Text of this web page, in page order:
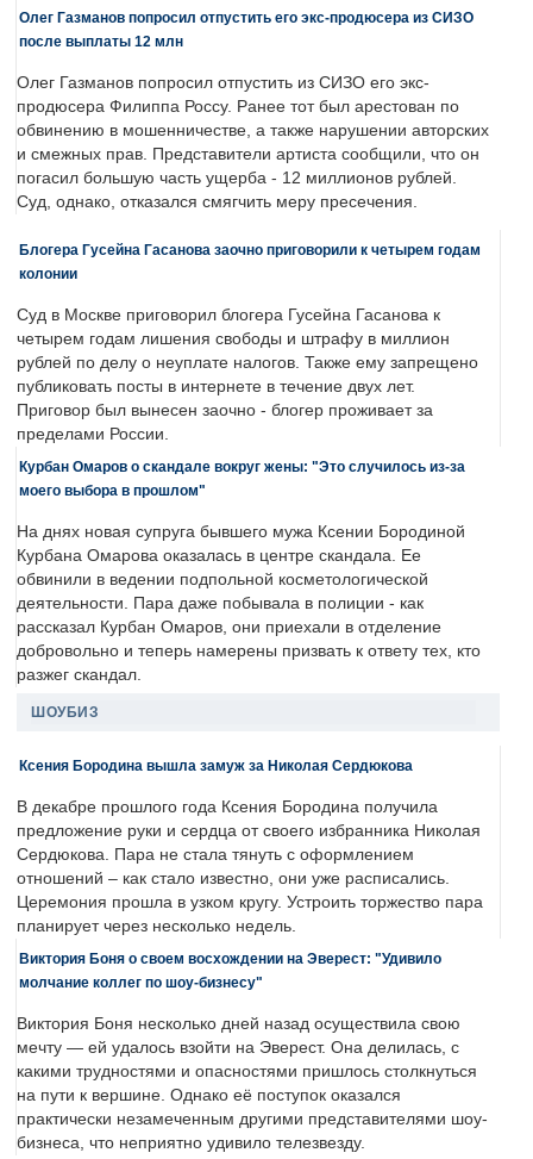
Олег Газманов попросил отпустить его экс-продюсера из СИЗО
после выплаты 12 млн
Олег Газманов попросил отпустить из СИЗО его экс-
продюсера Филиппа Россу. Ранее тот был арестован по
обвинению в мошенничестве, а также нарушении авторских
и смежных прав. Представители артиста сообщили, что он
погасил большую часть ущерба - 12 миллионов рублей.
Суд, однако, отказался смягчить меру пресечения.
Блогера Гусейна Гасанова заочно приговорили к четырем годам
колонии
Суд в Москве приговорил блогера Гусейна Гасанова к
четырем годам лишения свободы и штрафу в миллион
рублей по делу о неуплате налогов. Также ему запрещено
публиковать посты в интернете в течение двух лет.
Приговор был вынесен заочно - блогер проживает за
пределами России.
Курбан Омаров о скандале вокруг жены: "Это случилось из-за
моего выбора в прошлом"
На днях новая супруга бывшего мужа Ксении Бородиной
Курбана Омарова оказалась в центре скандала. Ее
обвинили в ведении подпольной косметологической
деятельности. Пара даже побывала в полиции - как
рассказал Курбан Омаров, они приехали в отделение
добровольно и теперь намерены призвать к ответу тех, кто
разжег скандал.
ШОУБИЗ
Ксения Бородина вышла замуж за Николая Сердюкова
В декабре прошлого года Ксения Бородина получила
предложение руки и сердца от своего избранника Николая
Сердюкова. Пара не стала тянуть с оформлением
отношений – как стало известно, они уже расписались.
Церемония прошла в узком кругу. Устроить торжество пара
планирует через несколько недель.
Виктория Боня о своем восхождении на Эверест: "Удивило
молчание коллег по шоу-бизнесу"
Виктория Боня несколько дней назад осуществила свою
мечту — ей удалось взойти на Эверест. Она делилась, с
какими трудностями и опасностями пришлось столкнуться
на пути к вершине. Однако её поступок оказался
практически незамеченным другими представителями шоу-
бизнеса, что неприятно удивило телезвезду.